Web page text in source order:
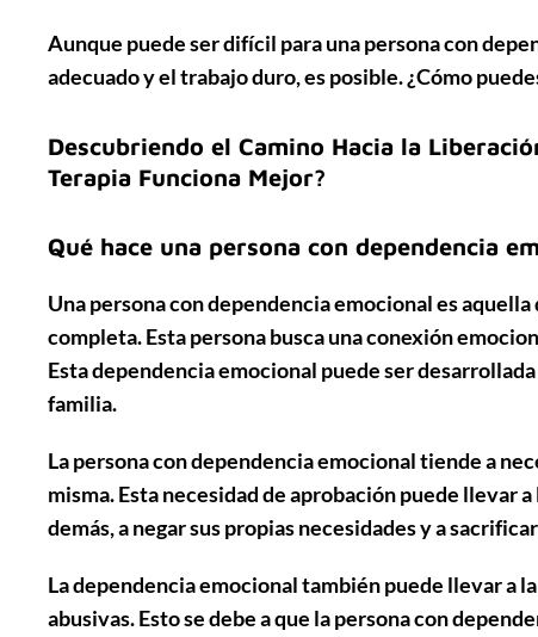
Aunque puede ser difícil para una persona con
adecuado y el trabajo duro, es posible. ¿Cómo
Descubriendo el Camino Hacia la
Terapia Funciona Mejor?
Qué hace una persona con dependencia
Una persona con dependencia emocional es
completa. Esta persona busca unaconexión
Esta dependencia emocional puede ser
familia.
La persona con dependencia emocional tiende a
misma. Esta necesidad de aprobación puede llevar a
demás, anegar sus propias necesidadesy a
La dependencia emocional también puede llevar a
abusivas. Esto se debe a que la persona con